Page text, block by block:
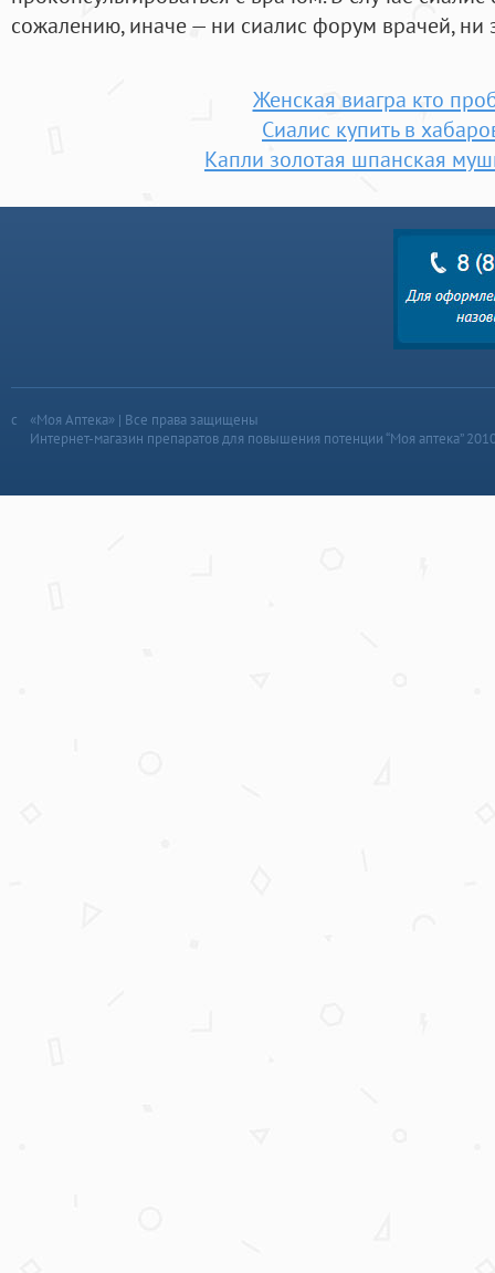
сожалению, иначе — ни сиалис форум врачей, ни
Женская виагра кто
Сиалис купить в
Капли золотая шпанская
«Моя Аптека» | Все права защищены
Интернет-магазин препаратов для повышения потенции “Моя аптека”